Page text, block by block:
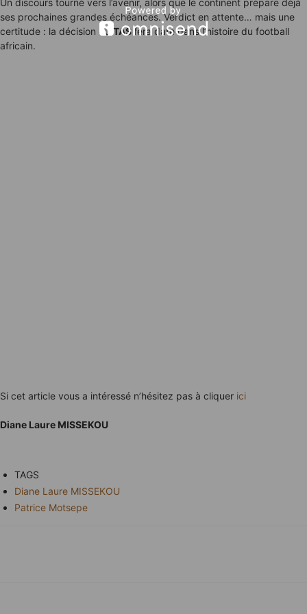
Un discours tourné vers l’avenir, alors que le continent prépare déjà
ses prochaines grandes échéances. Verdict en attente… mais une
certitude : la décision du TAS fera date dans l’histoire du football
africain.
Si cet article vous a intéressé n’hésitez pas à cliquer ici
Diane Laure MISSEKOU
TAGS
Diane Laure MISSEKOU
Patrice Motsepe